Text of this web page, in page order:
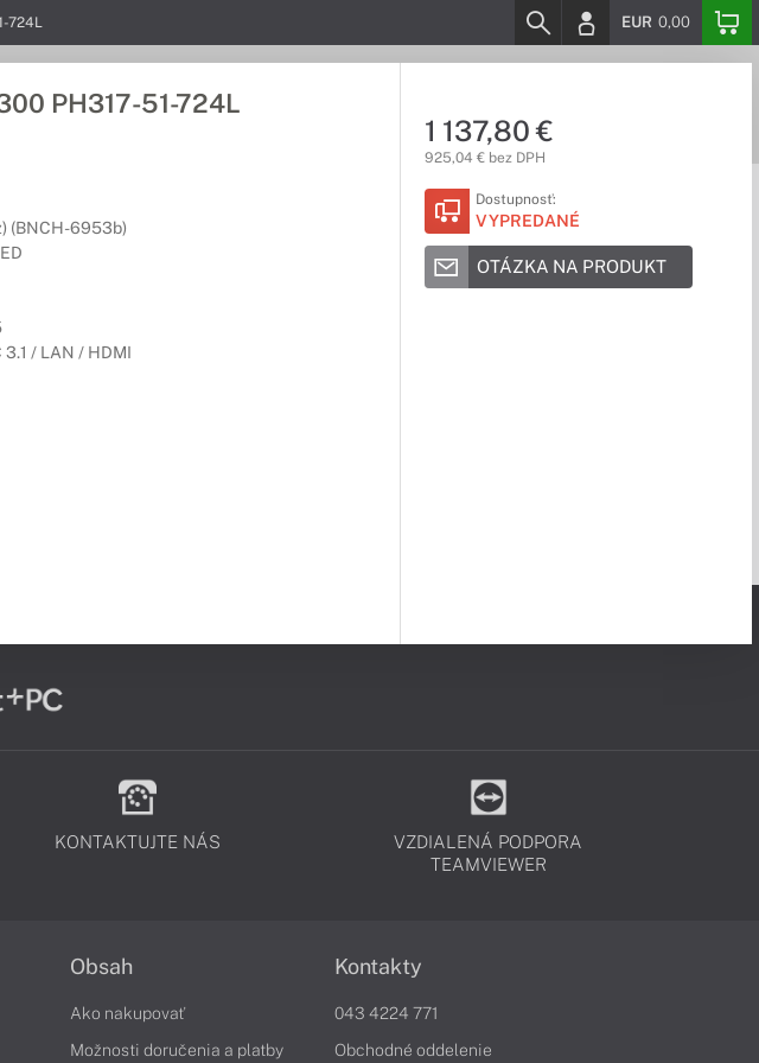
724L EUR 0,00
PH317-51-724L
(BNCH-6953b)
3.1 / LAN / HDMI
1 137,80 €
925,04 € bez DPH
Dostupnosť:
VYPREDANÉ
OTÁZKA NA PRODUKT
KONTAKTUJTE NÁS
VZDIALENÁ PODPORA
TEAMVIEWER
Obsah
Ako nakupovať
Možnosti doručenia a platby
Kontakty
043 4224 771
Obchodné oddelenie